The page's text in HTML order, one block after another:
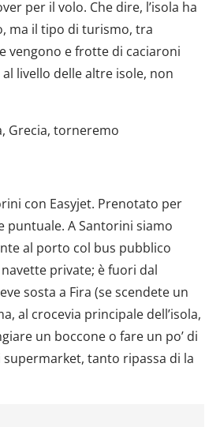
per il volo. Che dire, l’isola ha
ma il tipo di turismo, tra
vengono e frotte di caciaroni
livello delle altre isole, non
Grecia, torneremo
con Easyjet. Prenotato per
puntuale. A Santorini siamo
al porto col bus pubblico
private; è fuori dal
sosta a Fira (se scendete un
al crocevia principale dell’isola,
un boccone o fare un po’ di
supermarket, tanto ripassa di la